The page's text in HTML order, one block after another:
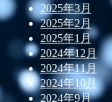
2025年3月
2025年2月
2025年1月
2024年12月
2024年11月
2024年10月
2024年9月